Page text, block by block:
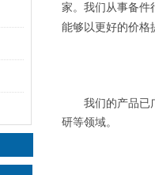
家。我们从事备件
能够以更好的价格
我们的产品已广
研等领域。